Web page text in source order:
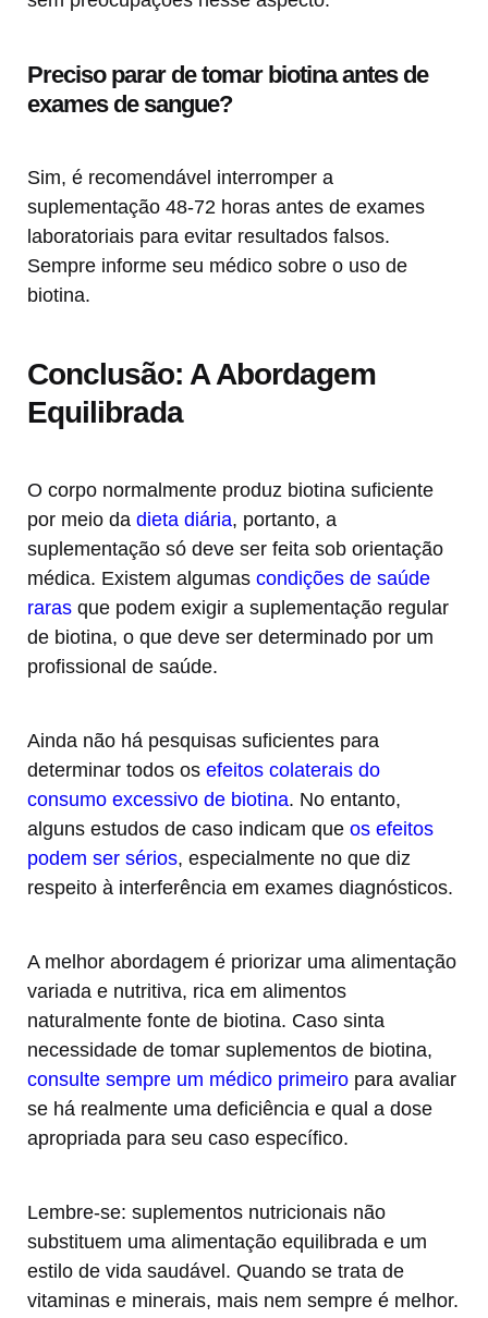
Preciso parar de tomar biotina antes de
exames de sangue?
Sim, é recomendável interromper a
suplementação 48-72 horas antes de exames
laboratoriais para evitar resultados falsos.
Sempre informe seu médico sobre o uso de
biotina.
Conclusão: A Abordagem
Equilibrada
O corpo normalmente produz biotina suficiente
por meio da dieta diária, portanto, a
suplementação só deve ser feita sob orientação
médica. Existem algumas condições de saúde
raras que podem exigir a suplementação regular
de biotina, o que deve ser determinado por um
profissional de saúde.
Ainda não há pesquisas suficientes para
determinar todos os efeitos colaterais do
consumo excessivo de biotina. No entanto,
alguns estudos de caso indicam que os efeitos
podem ser sérios, especialmente no que diz
respeito à interferência em exames diagnósticos.
A melhor abordagem é priorizar uma alimentação
variada e nutritiva, rica em alimentos
naturalmente fonte de biotina. Caso sinta
necessidade de tomar suplementos de biotina,
consulte sempre um médico primeiro para avaliar
se há realmente uma deficiência e qual a dose
apropriada para seu caso específico.
Lembre-se: suplementos nutricionais não
substituem uma alimentação equilibrada e um
estilo de vida saudável. Quando se trata de
vitaminas e minerais, mais nem sempre é melhor.